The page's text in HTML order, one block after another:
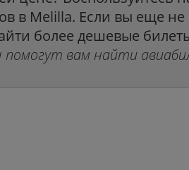
в Melilla. Если вы еще не
более дешевые
вам найти